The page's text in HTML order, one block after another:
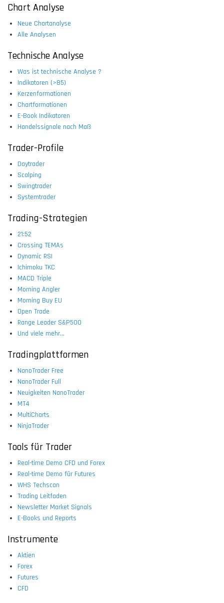
Chart Analyse
Neue Chartanalyse
Alle Analysen
Technische Analyse
Was ist technische Analyse ?
Indikatoren (>85)
Kerzenformationen
Chartformationen
E-Book Indikatoren
Handelssignale nach Maß
Trader-Profile
Daytrader
Scalping
Swingtrader
Systemtrader
Trading-Strategien
21:52
Crossing TEMAs
Dynamic RSI
Ichimoku TKC
MACD Triple
Morning Angler
Morning Buy EU
Open Trade
Range Leader S&P500
Und viele mehr...
Tradingplattformen
NanoTrader Free
NanoTrader Full
Neuigkeiten NanoTrader
MT4
MultiCharts
NinjaTrader
Tools für Trader
Real-time Demo CFD und Forex
Real-time Demo für Futures
WHS Techscan
Trading Leitfaden
Newsletter Market Signals
E-Books und Reports
Instrumente
Aktien
Forex
Futures
CFD